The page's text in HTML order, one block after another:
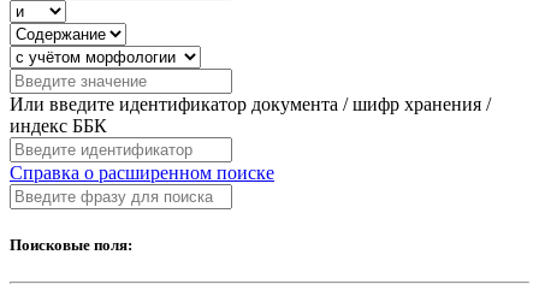
Или введите идентификатор документа / шифр хранения /
индекс ББК
Справка о расширенном поиске
Поисковые поля: